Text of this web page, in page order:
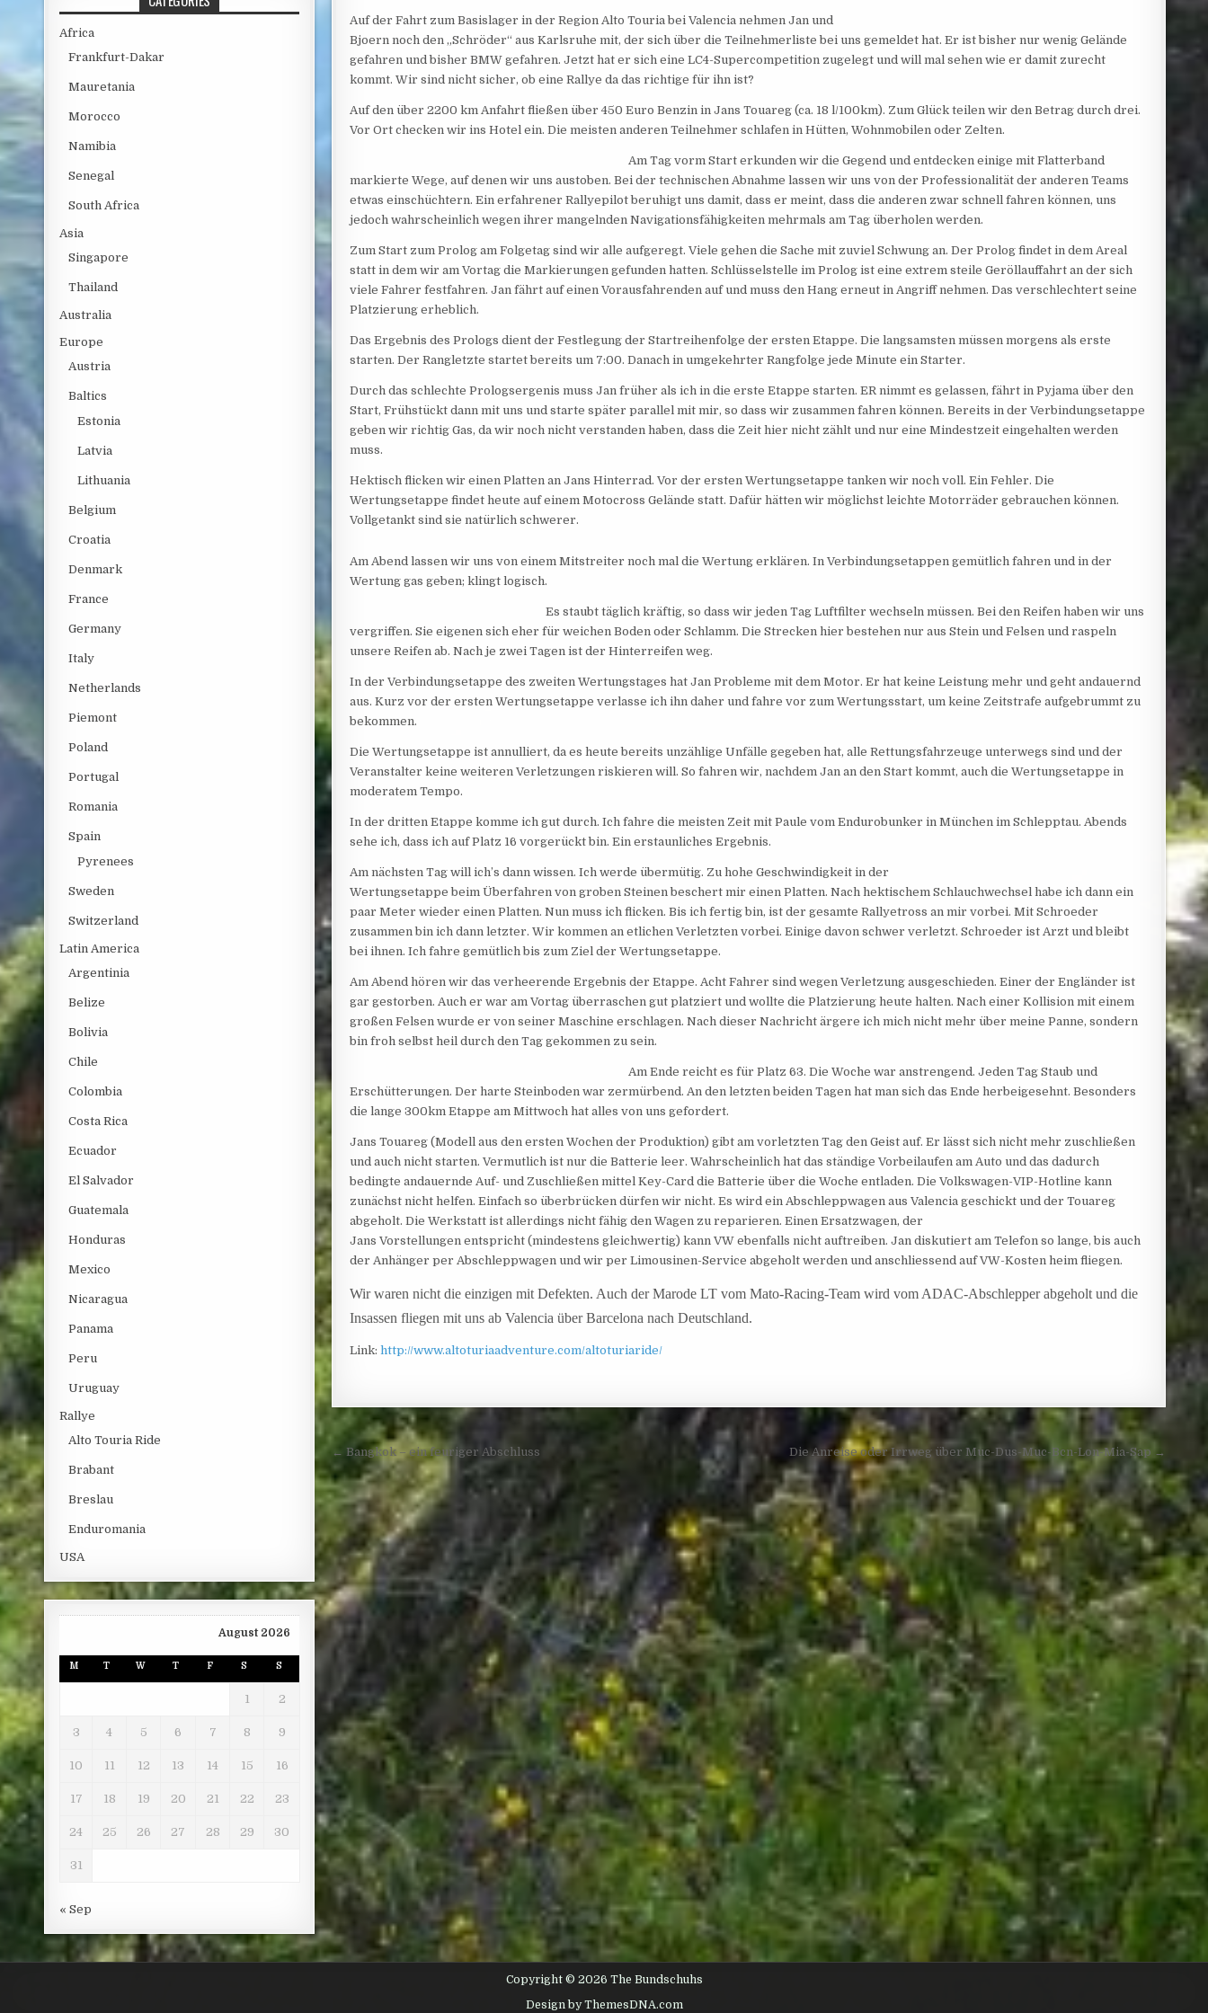
Auf der Fahrt zum Basislager in der Region Alto Touria bei Valencia nehmen Jan und
Bjoern noch den „Schröder“ aus Karlsruhe mit, der sich über die Teilnehmerliste bei uns gemeldet hat. Er ist bisher nur wenig Gelände
gefahren und bisher BMW gefahren. Jetzt hat er sich eine LC4-Supercompetition zugelegt und will mal sehen wie er damit zurecht
kommt. Wir sind nicht sicher, ob eine Rallye da das richtige für ihn ist?
Auf den über 2200 km Anfahrt fließen über 450 Euro Benzin in Jans Touareg (ca. 18 l/100km). Zum Glück teilen wirden Betrag durch drei.
Vor Ort checken wir ins Hotel ein. Die meisten anderen Teilnehmer schlafen in Hütten, Wohnmobilen oder Zelten.
Am Tag vorm Start erkunden wir die Gegend und entdecken einige mit Flatterband
markierte Wege, auf denen wir uns austoben. Bei der technischen Abnahme lassen wir uns von der Professionalität der anderen Teams
etwas einschüchtern. Ein erfahrener Rallyepilot beruhigt uns damit, dass er meint, dass die anderen zwar schnell fahren können, uns
jedoch wahrscheinlich wegen ihrer mangelnden Navigationsfähigkeiten mehrmals am Tag überholen werden.
Zum Start zum Prolog am Folgetag sind wir alle aufgeregt. Viele gehen die Sache mit zuviel Schwung an. Der Prolog findet in dem Areal
statt in dem wir am Vortag die Markierungen gefunden hatten. Schlüsselstelle im Prolog ist eine extrem steile Geröllauffahrt an der sich
viele Fahrer festfahren. Jan fährt auf einen Vorausfahrenden auf und muss den Hang erneut in Angriff nehmen. Das verschlechtert seine
Platzierung erheblich.
Das Ergebnis des Prologs dient der Festlegung der Startreihenfolge der ersten Etappe. Die langsamsten müssen morgens als erste
starten. Der Rangletzte startet bereits um 7:00. Danach in umgekehrter Rangfolge jede Minute ein Starter.
Durch das schlechte Prologsergenis muss Jan früher als ich in die erste Etappe starten. ER nimmt es gelassen, fährt in Pyjama über den
Start, Frühstückt dann mit uns und starte später parallel mit mir, so dass wir zusammen fahren können. Bereits in der Verbindungsetappe
geben wir richtig Gas, da wir noch nicht verstanden haben, dass die Zeit hier nicht zählt und nur eine Mindestzeit eingehalten werden
muss.
Hektisch flicken wir einen Platten an Jans Hinterrad. Vor der ersten Wertungsetappe tanken wir noch voll. Ein Fehler. Die
Wertungsetappe findet heute auf einem Motocross Gelände statt. Dafür hätten wir möglichst leichte Motorräder gebrauchen können.
Vollgetankt sind sie natürlich schwerer.
Am Abend lassen wir uns von einem Mitstreiter noch mal die Wertung erklären. In Verbindungsetappen gemütlich fahren und in der
Wertung gas geben; klingt logisch.
Es staubt täglich kräftig, so dass wir jeden Tag Luftfilter wechseln müssen. Bei den Reifen haben wir uns
vergriffen. Sie eigenen sich eher für weichen Boden oder Schlamm. Die Strecken hier bestehen nur aus Stein und Felsen und raspeln
unsere Reifen ab. Nach je zwei Tagen ist der Hinterreifen weg.
In der Verbindungsetappe des zweiten Wertungstages hat Jan Probleme mit dem Motor. Er hat keine Leistung mehr und geht andauernd
aus. Kurz vor der ersten Wertungsetappe verlasse ich ihn daher und fahre vor zum Wertungsstart, um keine Zeitstrafe aufgebrummt zu
bekommen.
Die Wertungsetappe ist annulliert, da es heute bereits unzählige Unfälle gegeben hat, alle Rettungsfahrzeuge unterwegs sind und der
Veranstalter keine weiteren Verletzungen riskieren will. So fahren wir, nachdem Jan an den Start kommt, auch die Wertungsetappe in
moderatem Tempo.
In der dritten Etappe komme ich gut durch. Ich fahre die meisten Zeit mit Paule vom Endurobunker in München im Schlepptau. Abends
sehe ich, dass ich auf Platz 16 vorgerückt bin. Ein erstaunliches Ergebnis.
Am nächsten Tag will ich’s dann wissen. Ich werde übermütig. Zu hohe Geschwindigkeit in der
Wertungsetappe beim Überfahren von groben Steinen beschert mir einen Platten. Nach hektischem Schlauchwechsel habe ich dann ein
paar Meter wieder einen Platten. Nun muss ich flicken. Bis ich fertig bin, ist der gesamte Rallyetross an mir vorbei. Mit Schroeder
zusammen bin ich dann letzter. Wir kommen an etlichen Verletzten vorbei. Einige davon schwer verletzt. Schroeder ist Arzt und bleibt
bei ihnen. Ich fahre gemütlich bis zum Ziel der Wertungsetappe.
Am Abend hören wir das verheerende Ergebnis der Etappe. Acht Fahrer sind wegen Verletzung ausgeschieden. Einer der Engländer ist
gar gestorben. Auch er war am Vortag überraschen gut platziert und wollte die Platzierung heute halten. Nach einer Kollision mit einem
großen Felsen wurde er von seiner Maschine erschlagen. Nach dieser Nachricht ärgere ich mich nicht mehr über meine Panne, sondern
bin froh selbst heil durch den Tag gekommen zu sein.
Am Ende reicht es für Platz 63. Die Woche war anstrengend. Jeden Tag Staub und
Erschütterungen. Der harte Steinboden war zermürbend. An den letzten beiden Tagen hat man sich das Ende herbeigesehnt. Besonders
die lange 300km Etappe am Mittwoch hat alles von uns gefordert.
Jans Touareg (Modell aus den ersten Wochen der Produktion) gibt am vorletzten Tag den Geist auf. Er lässt sich nicht mehr zuschließen
und auch nicht starten. Vermutlich ist nur die Batterie leer. Wahrscheinlich hat das ständige Vorbeilaufen am Auto und das dadurch
bedingte andauernde Auf- und Zuschließen mittel Key-Card die Batterie über die Woche entladen. Die Volkswagen-VIP-Hotline kann
zunächst nicht helfen. Einfach so überbrücken dürfen wir nicht. Es wird ein Abschleppwagen aus Valencia geschickt und der Touareg
abgeholt. DieWerkstatt ist allerdings nicht fähig den Wagen zu reparieren. Einen Ersatzwagen, der
Jans Vorstellungen entspricht (mindestens gleichwertig) kann VW ebenfalls nicht auftreiben. Jan diskutiert am Telefon so lange, bis auch
der Anhänger per Abschleppwagen und wir per Limousinen-Service abgeholt werden und anschliessend auf VW-Kosten heim fliegen.
Wir waren nicht die einzigen mit Defekten. Auch der Marode LT vom Mato-Racing-Team wird vom ADAC-Abschlepper abgeholt und die
Insassen fliegen mit uns ab Valencia über Barcelona nach Deutschland.
Link:http://www.altoturiaadventure.com/altoturiaride/
Post navigation
← Bangkok – ein feuriger Abschluss Die Anreise oder Irrweg über Muc-Dus-Muc-Bcn-Lon-Mia-Sap →
Africa
Frankfurt-Dakar
Mauretania
Morocco
Namibia
Senegal
South Africa
Asia
Singapore
Thailand
Australia
Europe
Austria
Baltics
Estonia
Latvia
Lithuania
Belgium
Croatia
Denmark
France
Germany
Italy
Netherlands
Piemont
Poland
Portugal
Romania
Spain
Pyrenees
Sweden
Switzerland
Latin America
Argentinia
Belize
Bolivia
Chile
Colombia
Costa Rica
Ecuador
El Salvador
Guatemala
Honduras
Mexico
Nicaragua
Panama
Peru
Uruguay
Rallye
Alto Touria Ride
Brabant
Breslau
Enduromania
USA
August 2026
M T W T F S S
1 2
3 4 5 6 7 8 9
10 11 12 13 14 15 16
17 18 19 20 21 22 23
24 25 26 27 28 29 30
31
« Sep
Copyright © 2026 The Bundschuhs
Design by ThemesDNA.com